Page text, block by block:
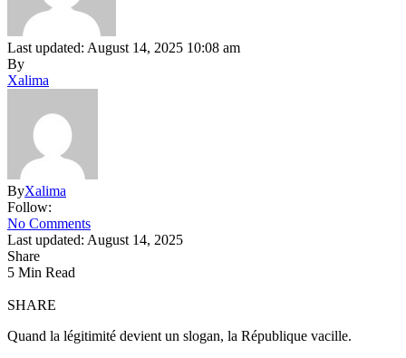
Last updated: August 14, 2025 10:08 am
By
Xalima
ByXalima
Follow:
No Comments
Last updated: August 14, 2025
Share
5 Min Read
SHARE
Quand la légitimité devient un slogan, la République vacille.